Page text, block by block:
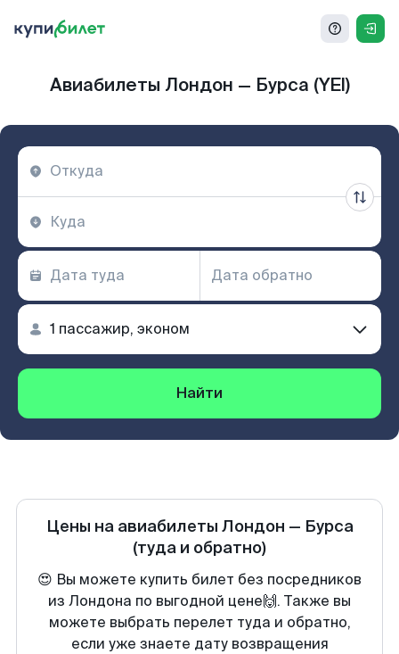
Авиабилеты Лондон — Бурса (YEI)
Найти
Цены на авиабилеты Лондон — Бурса
(туда и обратно)
😍 Вы можете купить билет без посредников
из Лондона по выгодной цене🙌. Также вы
можете выбрать перелет туда и обратно,
если уже знаете дату возвращения